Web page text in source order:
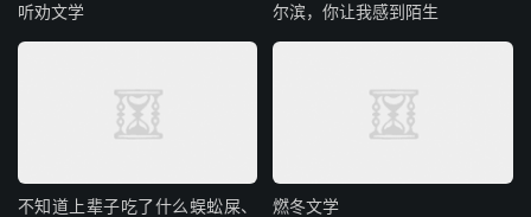
听劝文学 尔滨，你让我感到陌生
不知道上辈子吃了什么蜈蚣屎、
燃冬文学